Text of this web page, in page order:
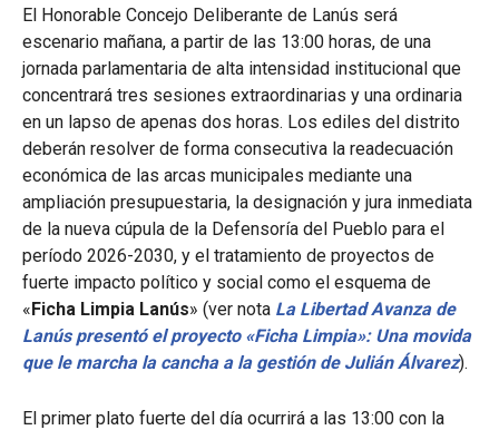
El Honorable Concejo Deliberante de Lanús será
escenario mañana, a partir de las 13:00 horas, de una
jornada parlamentaria de alta intensidad institucional que
concentrará tres sesiones extraordinarias y una ordinaria
en un lapso de apenas dos horas. Los ediles del distrito
deberán resolver de forma consecutiva la readecuación
económica de las arcas municipales mediante una
ampliación presupuestaria, la designación y jura inmediata
de la nueva cúpula de la Defensoría del Pueblo para el
período 2026-2030, y el tratamiento de proyectos de
fuerte impacto político y social como el esquema de
«Ficha Limpia Lanús» (ver nota La Libertad Avanza de
Lanús presentó el proyecto «Ficha Limpia»: Una movida
que le marcha la cancha a la gestión de Julián Álvarez).
El primer plato fuerte del día ocurrirá a las 13:00 con la